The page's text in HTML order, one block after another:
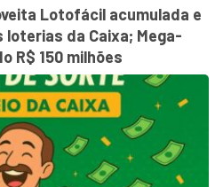
Lotofácil acumulada e
da Caixa; Mega-
R$ 150 milhões